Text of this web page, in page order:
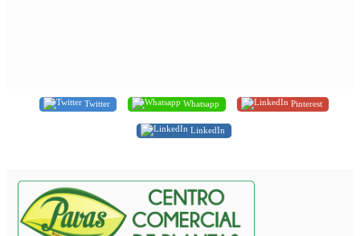
Twitter Whatsapp Pinterest
LinkedIn